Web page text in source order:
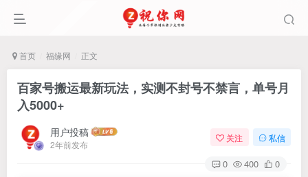
首页 福缘网 正文
百家号搬运最新玩法，实测不封号不禁言，单号月
入5000+
用户投稿
2年前发布
关注 私信
0 400 0